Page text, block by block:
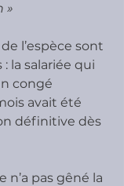
»
l’espèce sont
la salariée qui
congé
avait été
définitive dès
n’a pas gêné la